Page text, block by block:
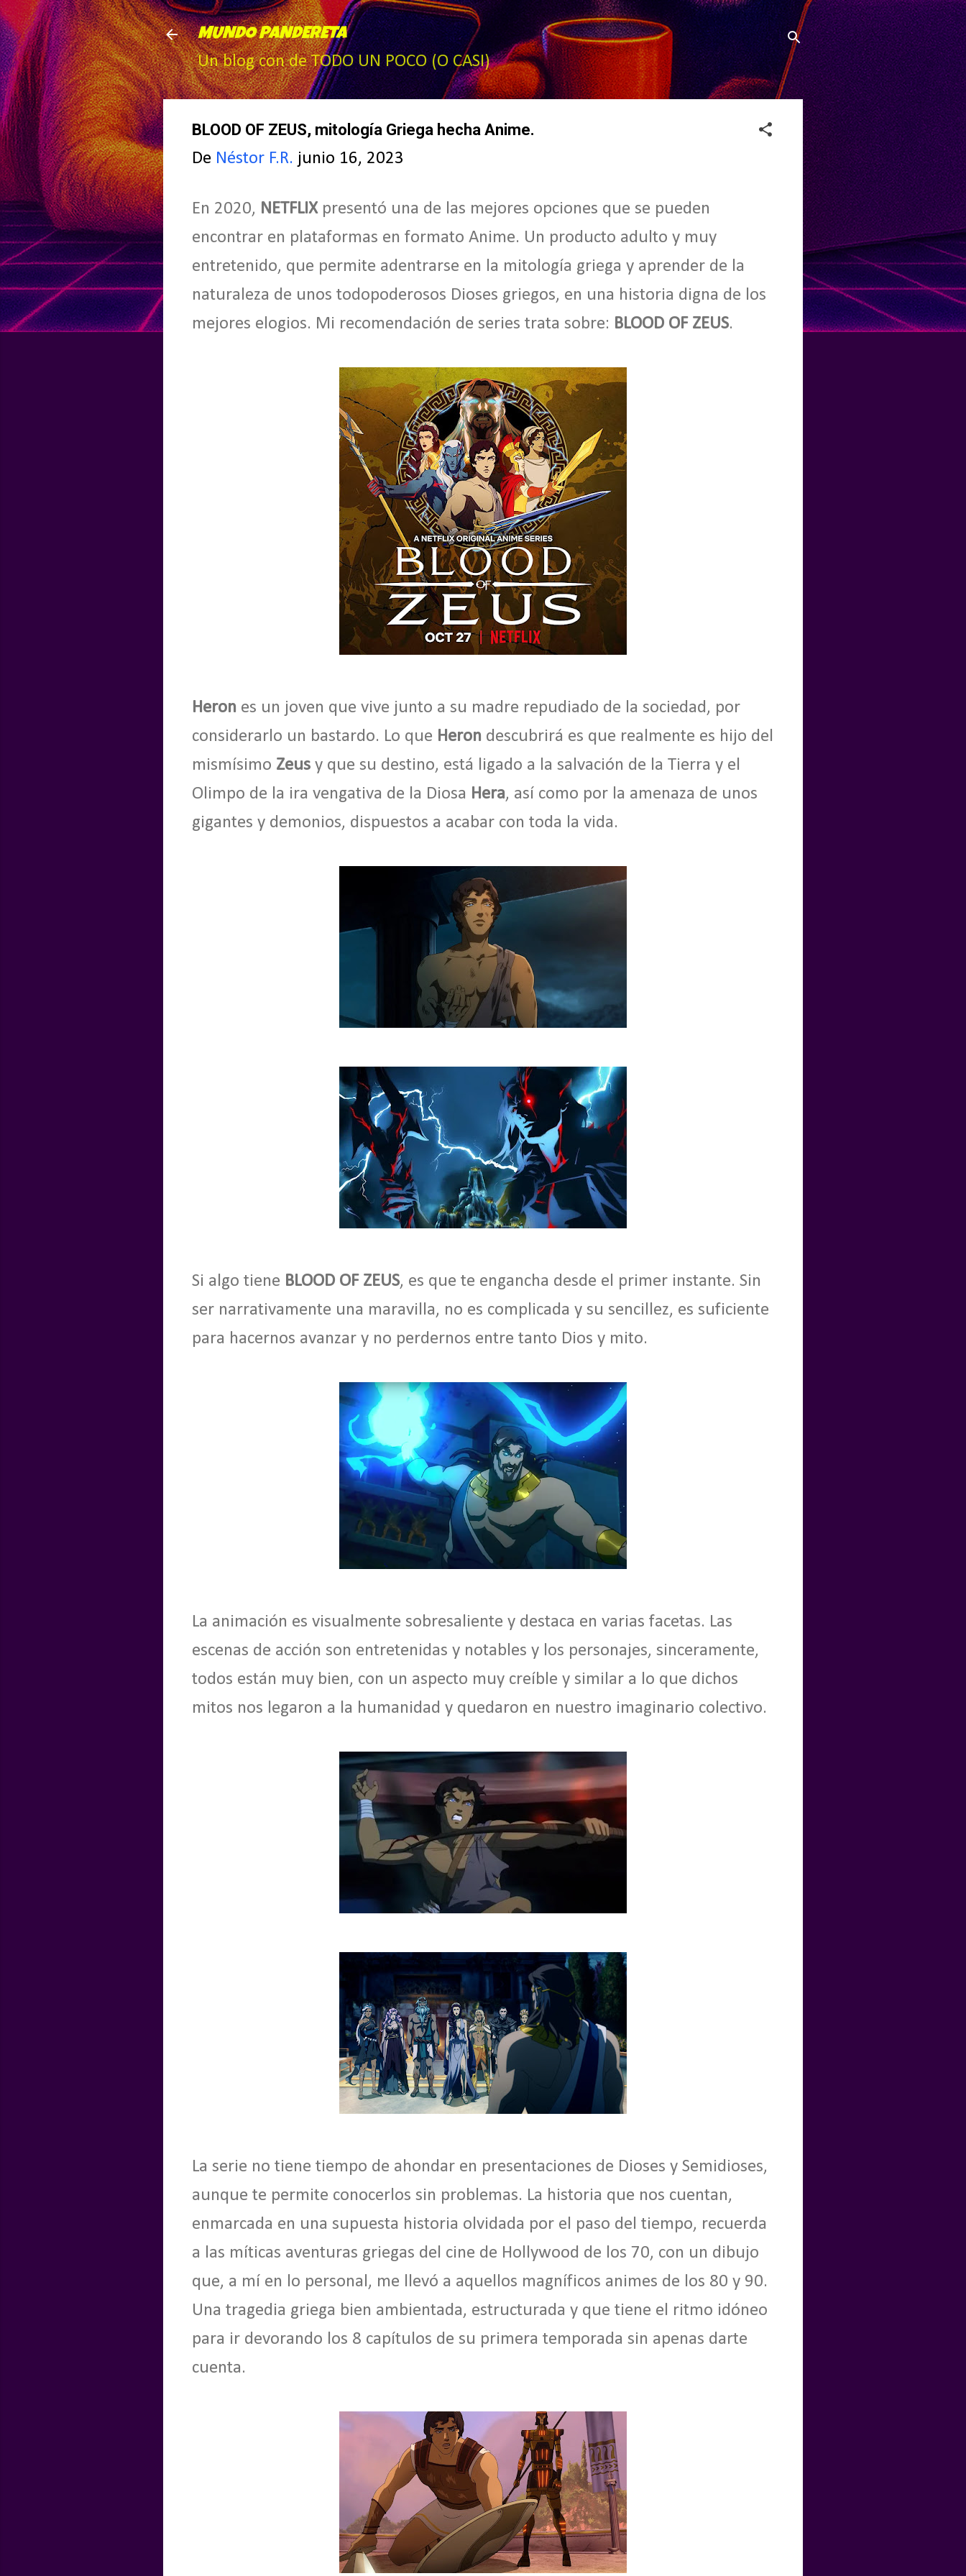
Ir al contenido principal
MUNDO PANDERETA
Un blog con de TODO UN POCO (O CASI)
BLOOD OF ZEUS, mitología Griega hecha Anime.
De Néstor F.R. junio 16, 2023
En 2020, NETFLIXpresentó una de las mejores opciones que se pueden
encontrar en plataformas en formato Anime. Un producto adulto y muy
entretenido, que permite adentrarse en la mitología griega y aprender de la
naturaleza de unos todopoderosos Dioses griegos, en una historia digna de los
mejores elogios. Mi recomendación de series trata sobre: BLOOD OF ZEUS.
Heron es un joven que vive junto a su madre repudiado de la sociedad, por
considerarlo un bastardo. Lo que Heron descubrirá es que realmente es hijo del
mismísimo Zeus y que su destino, está ligado a la salvación de la Tierra y el
Olimpo de la ira vengativa de la Diosa Hera, así como por la amenaza de unos
gigantes y demonios, dispuestos a acabar con toda la vida.
Si algo tiene BLOOD OF ZEUS, es que te engancha desde el primer instante. Sin
ser narrativamente una maravilla, no es complicada y su sencillez, es suficiente
para hacernos avanzar y no perdernos entre tanto Dios y mito.
La animación es visualmente sobresaliente y destaca en varias facetas. Las
escenas de acción son entretenidas y notables y los personajes, sinceramente,
todos están muy bien, con un aspecto muy creíble y similar a lo que dichos
mitos nos legaron a la humanidad y quedaron en nuestro imaginario colectivo.
La serie no tiene tiempo de ahondar en presentaciones de Dioses y Semidioses,
aunque te permite conocerlos sin problemas. La historia que nos cuentan,
enmarcada en una supuesta historia olvidada por el paso del tiempo, recuerda
a las míticas aventuras griegas del cine de Hollywood de los 70, con un dibujo
que, a mí en lo personal, me llevó a aquellos magníficos animes de los 80 y 90.
Una tragedia griega bien ambientada, estructurada y que tiene el ritmo idóneo
para ir devorando los 8 capítulos de su primera temporada sin apenas darte
cuenta.